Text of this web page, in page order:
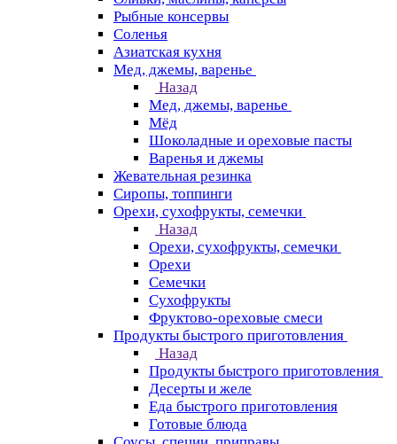
Рыбные консервы
Соленья
Азиатская кухня
Мед, джемы, варенье
Назад
Мед, джемы, варенье
Мёд
Шоколадные и ореховые пасты
Варенья и джемы
Жевательная резинка
Сиропы, топпинги
Орехи, сухофрукты, семечки
Назад
Орехи, сухофрукты, семечки
Орехи
Семечки
Сухофрукты
Фруктово-ореховые смеси
Продукты быстрого приготовления
Назад
Продукты быстрого приготовления
Десерты и желе
Еда быстрого приготовления
Готовые блюда